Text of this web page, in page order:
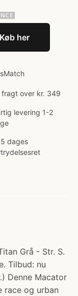
Køb her
fragt over kr. 349
levering 1-2
dages
Grå - Str. S.
Tilbud: nu
Denne Macator
race og urban